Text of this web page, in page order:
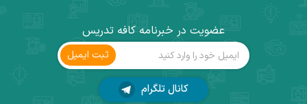
عضویت در خبرنامه کافه تدریس
ثبت ‌ایمیل
کانال تلگرام